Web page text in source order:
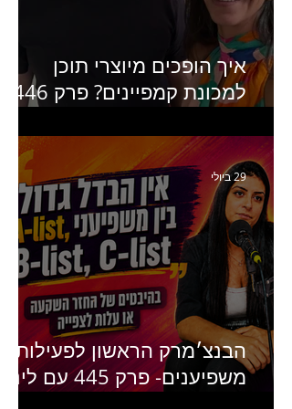
"מסע פרסום: פרקים בחיי
הפרסום הישראלי"
איך הופכים מיוצרי תוכן
למכונת קמפיינים? פרק 446
ומנהלת לשעבר של קהילת
היוצרים של טיקטוק
הבנצ׳מרק הראשון לפעילות
משפיענים- פרק 445 עם לינוי
29 ביולי